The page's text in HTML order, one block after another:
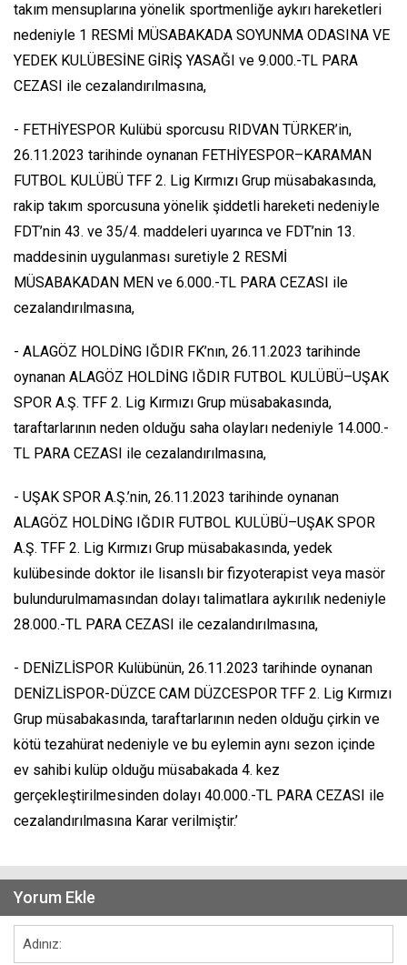
takım mensuplarına yönelik sportmenliğe aykırı hareketleri
nedeniyle 1 RESMİ MÜSABAKADA SOYUNMA ODASINA VE
YEDEK KULÜBESİNE GİRİŞ YASAĞI ve 9.000.-TL PARA
CEZASI ile cezalandırılmasına,
- FETHİYESPOR Kulübü sporcusu RIDVAN TÜRKER’in,
26.11.2023 tarihinde oynanan FETHİYESPOR–KARAMAN
FUTBOL KULÜBÜ TFF 2. Lig Kırmızı Grup müsabakasında,
rakip takım sporcusuna yönelik şiddetli hareketi nedeniyle
FDT’nin 43. ve 35/4. maddeleri uyarınca ve FDT’nin 13.
maddesinin uygulanması suretiyle 2 RESMİ
MÜSABAKADAN MEN ve 6.000.-TL PARA CEZASI ile
cezalandırılmasına,
- ALAGÖZ HOLDİNG IĞDIR FK’nın, 26.11.2023 tarihinde
oynanan ALAGÖZ HOLDİNG IĞDIR FUTBOL KULÜBÜ–UŞAK
SPOR A.Ş. TFF 2. Lig Kırmızı Grup müsabakasında,
taraftarlarının neden olduğu saha olayları nedeniyle 14.000.-
TL PARA CEZASI ile cezalandırılmasına,
- UŞAK SPOR A.Ş.’nin, 26.11.2023 tarihinde oynanan
ALAGÖZ HOLDİNG IĞDIR FUTBOL KULÜBÜ–UŞAK SPOR
A.Ş. TFF 2. Lig Kırmızı Grup müsabakasında, yedek
kulübesinde doktor ile lisanslı bir fizyoterapist veya masör
bulundurulmamasından dolayı talimatlara aykırılık nedeniyle
28.000.-TL PARA CEZASI ile cezalandırılmasına,
- DENİZLİSPOR Kulübünün, 26.11.2023 tarihinde oynanan
DENİZLİSPOR-DÜZCE CAM DÜZCESPOR TFF 2. Lig Kırmızı
Grup müsabakasında, taraftarlarının neden olduğu çirkin ve
kötü tezahürat nedeniyle ve bu eylemin aynı sezon içinde
ev sahibi kulüp olduğu müsabakada 4. kez
gerçekleştirilmesinden dolayı 40.000.-TL PARA CEZASI ile
cezalandırılmasına Karar verilmiştir.’
Yorum Ekle